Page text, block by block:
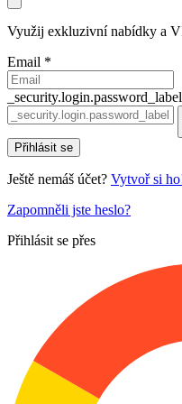
Využij exkluzivní nabídky a
Email *
Přihlásit se
Ještě nemáš účet? Vytvoř si
Zapomněli jste heslo?
Přihlásit se přes